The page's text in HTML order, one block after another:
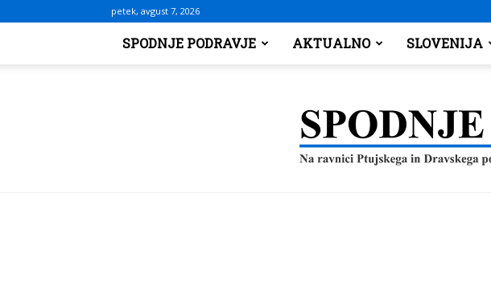
petek, avgust 7, 2026
SPODNJE PODRAVJE AKTUALNO SLOVENIJA